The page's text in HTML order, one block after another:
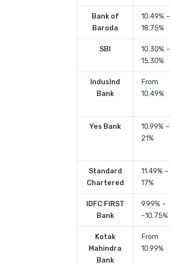
Bank of
Baroda
10.49% –
18.75%
SBI
10.30% –
15.30%
IndusInd
Bank
From
10.49%
Yes Bank
10.99% –
21%
Standard
Chartered
11.49% –
17%
IDFC FIRST
Bank
9.99% –
~10.75%
Kotak
Mahindra
Bank
From
10.99%